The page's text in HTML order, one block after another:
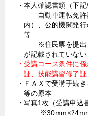
・本人確認書類（下
自動車運転免許
内）、公的機関発
等
※住民票を提出さ
が記載されていない
・受講コース条件に
証、技能講習修了
・ＦＡＸで受講手続
等の原本
・写真1枚（受講申込
※30mm×24mm